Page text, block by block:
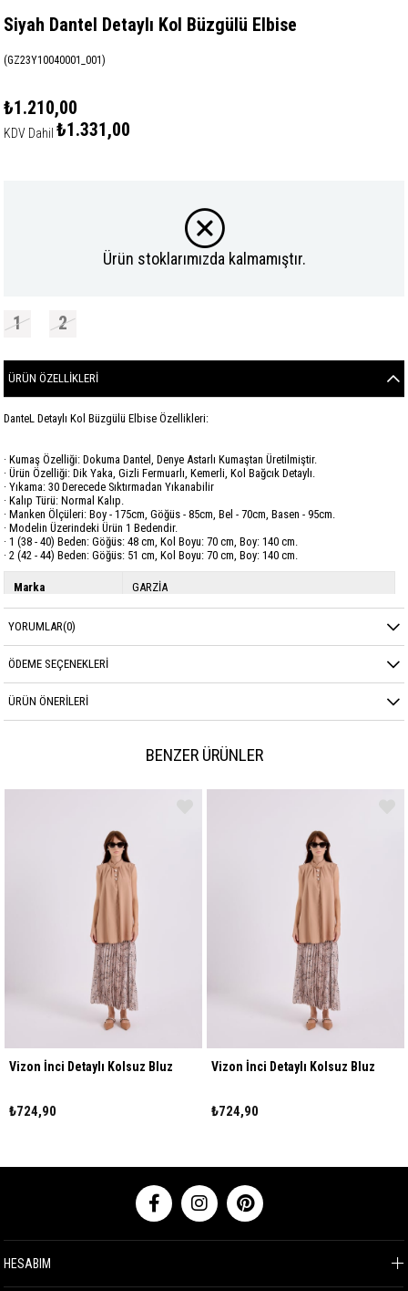
Siyah Dantel Detaylı Kol Büzgülü Elbise
(GZ23Y10040001_001)
₺1.210,00
KDV Dahil ₺1.331,00
Ürün stoklarımızda kalmamıştır.
1 2
ÜRÜN ÖZELLIKLERI
DanteL Detaylı Kol Büzgülü Elbise Özellikleri:
· Kumaş Özelliği: Dokuma Dantel, Denye Astarlı Kumaştan Üretilmiştir.
· Ürün Özelliği: Dik Yaka, Gizli Fermuarlı, Kemerli, Kol Bağcık Detaylı.
· Yıkama: 30 Derecede Sıktırmadan Yıkanabilir
· Kalıp Türü: Normal Kalıp.
· Manken Ölçüleri: Boy - 175cm, Göğüs - 85cm, Bel - 70cm, Basen - 95cm.
· Modelin Üzerindeki Ürün 1 Bedendir.
· 1 (38 - 40) Beden: Göğüs: 48 cm, Kol Boyu: 70 cm, Boy: 140 cm.
· 2 (42 - 44) Beden: Göğüs: 51 cm, Kol Boyu: 70 cm, Boy: 140 cm.
Marka GARZİA
YORUMLAR(0)
ÖDEME SEÇENEKLERI
ÜRÜN ÖNERILERI
BENZER ÜRÜNLER
Vizon İnci Detaylı Kolsuz Bluz
₺724,90
Vizon İnci Detaylı Kolsuz Bluz
₺724,90
HESABIM